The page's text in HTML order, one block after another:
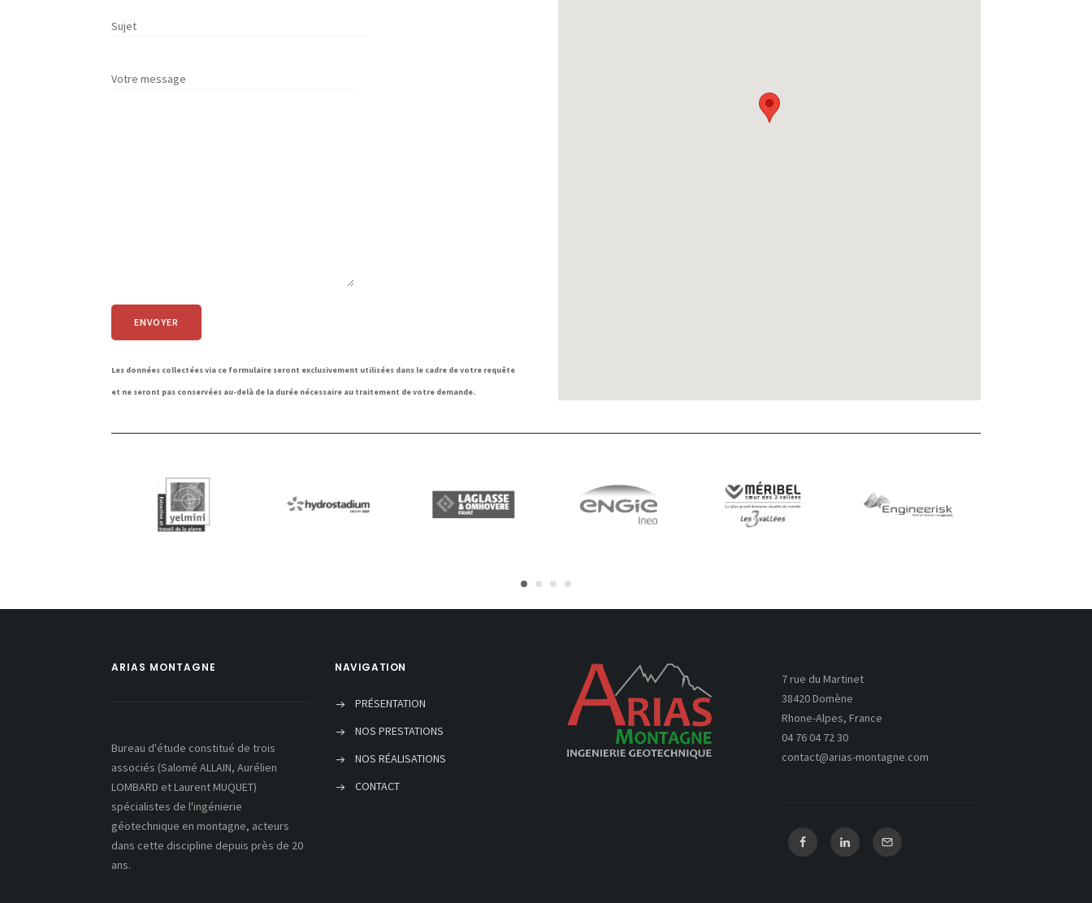
Sujet
Votre message
Les données collectées via ce formulaire seront exclusivement utilisées dans le cadre de votre requête
et ne seront pas conservées au-delà de la durée nécessaire au traitement de votre demande.
ARIAS MONTAGNE
Bureau d'étude constitué de trois
associés (Salomé ALLAIN, Aurélien
LOMBARD et Laurent MUQUET)
spécialistes de l'ingénierie
géotechnique en montagne, acteurs
dans cette discipline depuis près de 20
ans.
NAVIGATION
PRÉSENTATION
NOS PRESTATIONS
NOS RÉALISATIONS
CONTACT
7 rue du Martinet
38420 Domène
Rhone-Alpes, France
04 76 04 72 30
contact@arias-montagne.com